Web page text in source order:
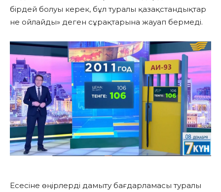
бірдей болуы керек, бұл туралы қазақстандықтар
не ойлайды» деген сұрақтарына жауап бермеді.
Есесіне өңірлерді дамыту бағдарламасы туралы